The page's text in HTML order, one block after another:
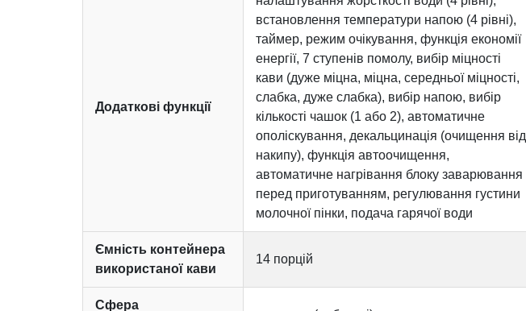
Додаткові функції
встановлення температури напою (4 рівні),
таймер, режим очікування, функція економії
енергії, 7 ступенів помолу, вибір міцності
кави (дуже міцна, міцна, середньої міцності,
слабка, дуже слабка), вибір напою, вибір
кількості чашок (1 або 2), автоматичне
ополіскування, декальцинація (очищення від
накипу), функція автоочищення,
автоматичне нагрівання блоку заварювання
перед приготуванням, регулювання густини
молочної пінки, подача гарячої води
Ємність контейнера
використаної кави
14 порцій
Сфера